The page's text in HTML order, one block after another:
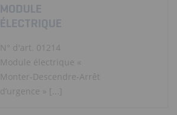
MODULE
ÉLECTRIQUE
N° d'art. 01214
Module électrique «
Monter-Descendre-Arrêt
d’urgence » [...]